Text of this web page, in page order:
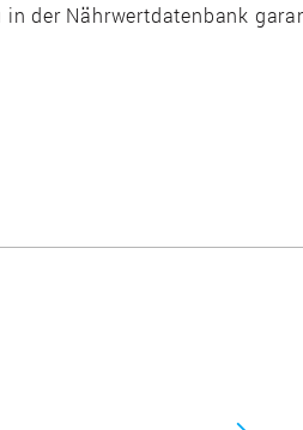
der Nährwertdatenbank